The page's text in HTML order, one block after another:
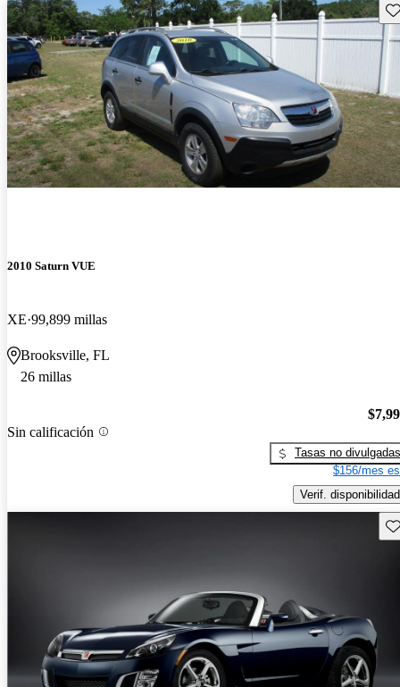
2010 Saturn VUE
XE 99,899 millas
Brooksville, FL
26 millas
Sin calificación
Tasas no divulgadas
$156/mes
Verif. disponibilidad